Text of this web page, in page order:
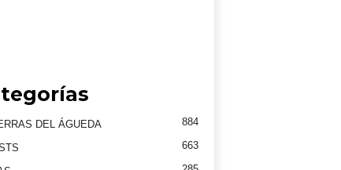
DEL ÁGUEDA 884
663